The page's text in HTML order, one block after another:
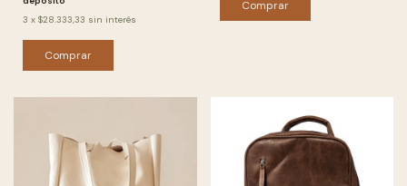
3 x $28.333,33 sin interés